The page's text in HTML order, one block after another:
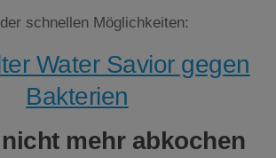
schnellen Möglichkeiten:
Water Savior gegen
Bakterien
mehr abkochen